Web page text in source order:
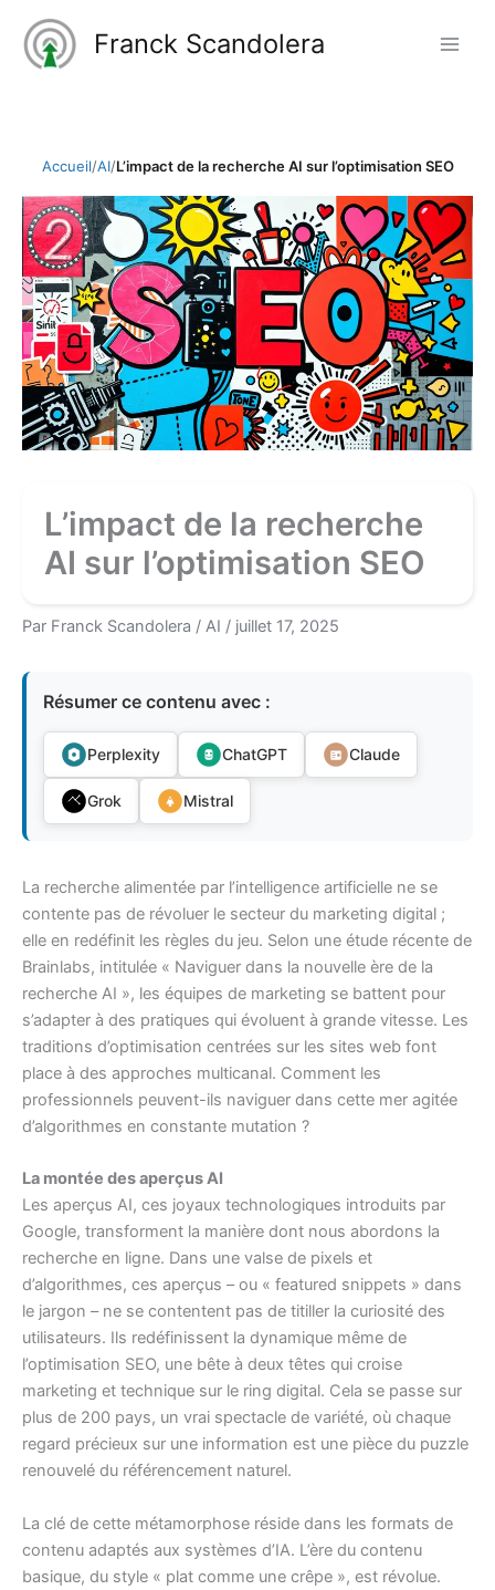
contenu
Franck Scandolera
Accueil/AI/L’impact de la recherche AI sur l’optimisation SEO
L’impact de la recherche
AI sur l’optimisation SEO
Par Franck Scandolera / AI / juillet 17, 2025
Résumer ce contenu avec :
Perplexity ChatGPT Claude
Grok Mistral
La recherche alimentée par l’intelligence artificielle ne se
contente pas de révoluer le secteur du marketing digital ;
elle en redéfinit les règles du jeu. Selon une étude récente de
Brainlabs, intitulée « Naviguer dans la nouvelle ère de la
recherche AI », les équipes de marketing se battent pour
s’adapter à des pratiques qui évoluent à grande vitesse. Les
traditions d’optimisation centrées sur les sites web font
place à des approches multicanal. Comment les
professionnels peuvent-ils naviguer dans cette mer agitée
d’algorithmes en constante mutation ?
La montée des aperçus AI
Les aperçus AI, ces joyaux technologiques introduits par
Google, transforment la manière dont nous abordons la
recherche en ligne. Dans une valse de pixels et
d’algorithmes, ces aperçus – ou « featured snippets » dans
le jargon – ne se contentent pas de titiller la curiosité des
utilisateurs. Ils redéfinissent la dynamique même de
l’optimisation SEO, une bête à deux têtes qui croise
marketing et technique sur le ring digital. Cela se passe sur
plus de 200 pays, un vrai spectacle de variété, où chaque
regard précieux sur une information est une pièce du puzzle
renouvelé du référencement naturel.
La clé de cette métamorphose réside dans les formats de
contenu adaptés aux systèmes d’IA. L’ère du contenu
basique, du style « plat comme une crêpe », est révolue.